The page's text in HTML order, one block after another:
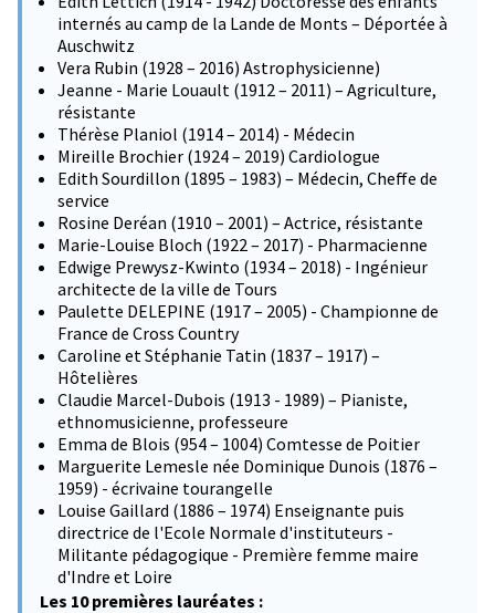
internés au camp de la Lande de Monts – Déportée à
Auschwitz
Vera Rubin (1928 – 2016) Astrophysicienne)
Jeanne - Marie Louault (1912 – 2011) – Agriculture,
résistante
Thérèse Planiol (1914 – 2014) - Médecin
Mireille Brochier (1924 – 2019) Cardiologue
Edith Sourdillon (1895 – 1983) – Médecin, Cheffe de
service
Rosine Deréan (1910 – 2001) – Actrice, résistante
Marie-Louise Bloch (1922 – 2017) - Pharmacienne
Edwige Prewysz-Kwinto (1934 – 2018) - Ingénieur
architecte de la ville de Tours
Paulette DELEPINE (1917 – 2005) - Championne de
France de Cross Country
Caroline et Stéphanie Tatin (1837 – 1917) –
Hôtelières
Claudie Marcel-Dubois (1913 - 1989) – Pianiste,
ethnomusicienne, professeure
Emma de Blois (954 – 1004) Comtesse de Poitier
Marguerite Lemesle née Dominique Dunois (1876 –
1959) - écrivaine tourangelle
Louise Gaillard (1886 – 1974) Enseignante puis
directrice de l'Ecole Normale d'instituteurs -
Militante pédagogique - Première femme maire
d'Indre et Loire
Les 10 premières lauréates :